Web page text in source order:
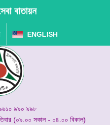
বাতায়ন
ENGLISH
৯৯০ ৯৯৮
(০৯.০০ সকাল - ০৪.০০ বিকাল)